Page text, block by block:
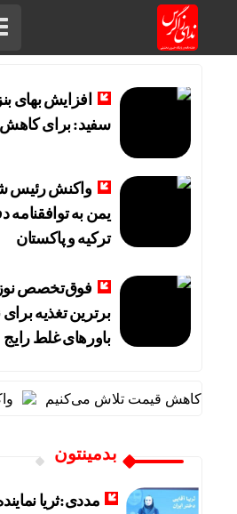
افزایش بهای
سفید: برای
واکنش رئیس
یمن به توافقنامه
ترکیه و پاکستان
فوق‌تخصص
برترین تغذیه
باورهای غلط رایج
برای کاهش قیمت تلاش می‌کنیم
بدمینتون
مددی:ثریا